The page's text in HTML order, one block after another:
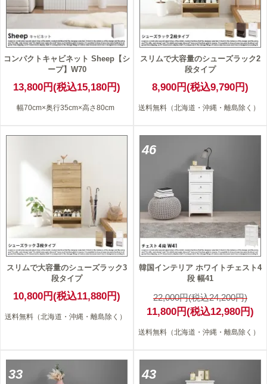
コンパクトキャビネット Sheep【シ
ープ】W70
13,800円(税込15,180円)
幅70cm×奥行35cm×高さ80cm
スリムで大容量のシューズラック2
段タイプ
8,900円(税込9,790円)
送料無料（北海道・沖縄・離島除く）
スリムで大容量のシューズラック3
段タイプ
10,800円(税込11,880円)
送料無料（北海道・沖縄・離島除く）
46
韓国インテリア ホワイトチェスト4
段 幅41
22,000円(税込24,200円)
11,800円(税込12,980円)
送料無料（北海道・沖縄・離島除く）
33 43